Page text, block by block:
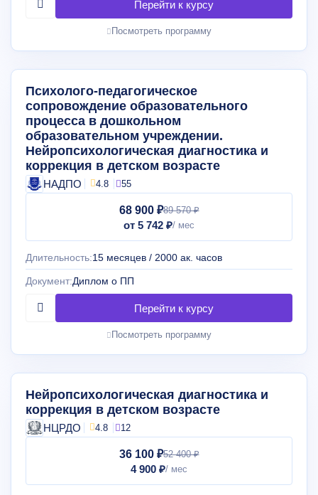
Посмотреть программу
Психолого-педагогическое
сопровождение образовательного
процесса в дошкольном
образовательном учреждении.
Нейропсихологическая диагностика и
коррекция в детском возрасте
НАДПО 4.8 55
68 900 ₽89 570 ₽
от 5 742 ₽
Длительность:15 месяцев / 2000 ак. часов
Документ:Диплом о ПП
Посмотреть программу
Нейропсихологическая диагностика и
коррекция в детском возрасте
НЦРДО 4.8 12
36 100 ₽52 400 ₽
4 900 ₽